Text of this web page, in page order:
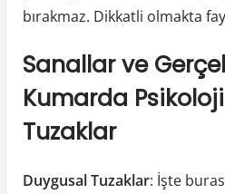
bırakmaz. Dikkatli olmakta
Sanallar ve
Kumarda
Tuzaklar
Duygusal Tuzaklar: İşte